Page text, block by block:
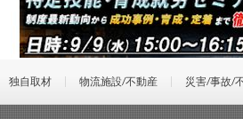
独自取材 物流施設/不動産 災害/事故/